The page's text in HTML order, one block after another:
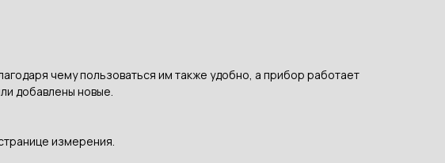
чему пользоваться им также удобно, а прибор работает
добавлены новые.
измерения.